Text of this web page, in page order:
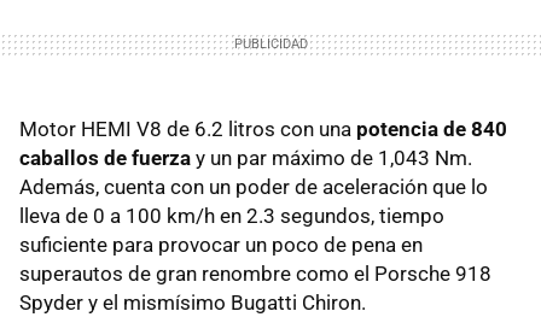
Motor HEMI V8 de 6.2 litros con una potencia de 840
caballos de fuerza y un par máximo de 1,043 Nm.
Además, cuenta con un poder de aceleración que lo
lleva de 0 a 100 km/h en 2.3 segundos, tiempo
suficiente para provocar un poco de pena en
superautos de gran renombre como el Porsche 918
Spyder y el mismísimo Bugatti Chiron.